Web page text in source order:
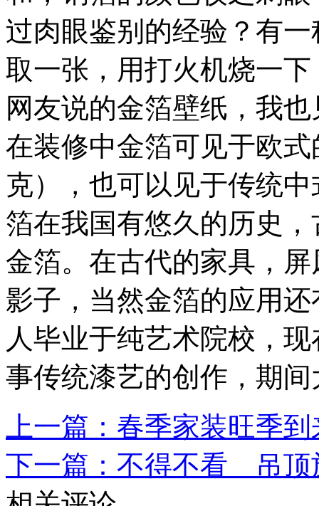
过肉眼鉴别的经验？有
取一张，用打火机烧一
网友说的金箔壁纸，我
在装修中金箔可见于欧
克），也可以见于传统
箔在我国有悠久的历史
金箔。在古代的家具，
影子，当然金箔的应用
人毕业于纯艺术院校，
事传统漆艺的创作，期
上一篇：春季家装旺季
下一篇：不得不看 吊顶